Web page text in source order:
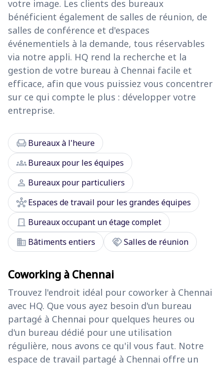
votre image. Les clients des bureaux
bénéficient également de salles de réunion, de
salles de conférence et d'espaces
événementiels à la demande, tous réservables
via notre appli. HQ rend la recherche et la
gestion de votre bureau à Chennai facile et
efficace, afin que vous puissiez vous concentrer
sur ce qui compte le plus : développer votre
entreprise.
chair Bureaux à l'heure
groupsBureaux pour les équipes
person Bureaux pour particuliers
hubEspaces de travail pour les grandes équipes
door_front Bureaux occupant un étage complet
domain Bâtiments entiers handshakeSalles de réunion
Coworking à Chennai
Trouvez l'endroit idéal pour coworker à Chennai
avec HQ. Que vous ayez besoin d'un bureau
partagé à Chennai pour quelques heures ou
d'un bureau dédié pour une utilisation
régulière, nous avons ce qu'il vous faut. Notre
espace de travail partagé à Chennai offre un